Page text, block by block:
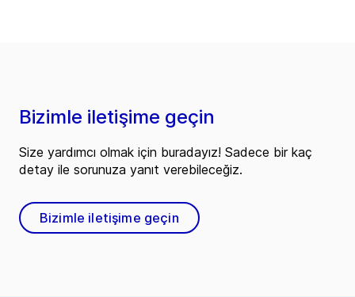
Bizimle iletişime geçin
Size yardımcı olmak için buradayız! Sadece bir kaç
detay ile sorunuza yanıt verebileceğiz.
Bizimle iletişime geçin